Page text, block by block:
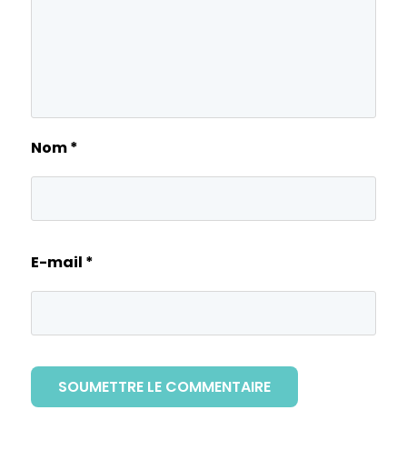
Nom*
E-mail *
SOUMETTRE LE COMMENTAIRE